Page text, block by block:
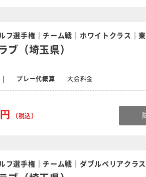
フ選手権｜チーム戦｜ホワイトクラス｜
ブ（埼玉県）
プレー代概算 大会料金
（税込）
フ選手権｜チーム戦｜ダブルペリアクラ